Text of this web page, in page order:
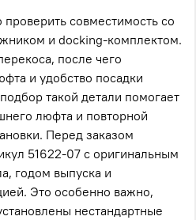
совместимость со
и docking-комплектом.
после чего
и удобство посадки
такой детали помогает
люфта и повторной
Перед заказом
51622-07 с оригинальным
годом выпуска и
Это особенно важно,
нестандартные